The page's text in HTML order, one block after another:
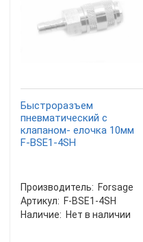
Быстроразъем
пневматический с
клапаном- елочка 10мм
F-BSE1-4SH
Производитель: Forsage
Артикул: F-BSE1-4SH
Наличие: Нет в наличии